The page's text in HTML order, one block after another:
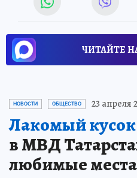
ЧИТАЙТЕ
НОВОСТИ ОБЩЕСТВО 23 апреля
Лакомый кусок
в МВД
любимые